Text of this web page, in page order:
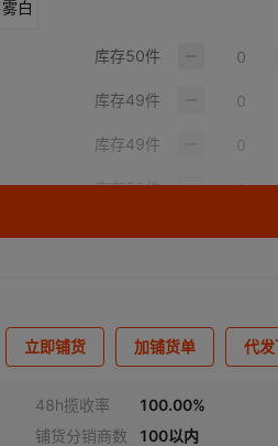
雾白
库存50件
库存49件
库存49件
库存50件
立即铺货 加铺货单 代
48h揽收率
100.00%
铺货分销商数
100以内